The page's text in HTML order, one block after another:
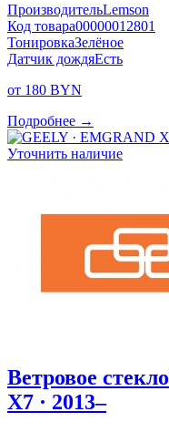
ПроизводительLemson
Код товара00000012801
ТонировкаЗелёное
Датчик дождяЕсть
от 180 BYN
Подробнее →
Уточнить наличие
Ветровое стекло
X7 · 2013–